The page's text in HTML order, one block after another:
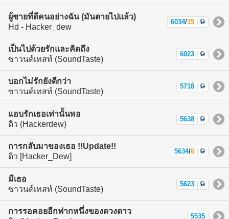
ผู้ชายที่ดีคนอย่างฉัน (มันตายไปแล้ว)
Hd - Hacker_dew
6034/15
เป็นไปด้วยรักและคิดถึง
ซาวนด์เทสท์ (SoundTaste)
6023
บอกไม่รักยังดีกว่า
ซาวนด์เทสท์ (SoundTaste)
5718
แอบรักเธอเท่านั้นพอ
ดิว (Hackerdew)
5638
การกลับมาของเธอ !!Update!!
ดิว [Hacker_Dew]
5634/6
มีเธอ
ซาวนด์เทสท์ (SoundTaste)
5623
การรอคอยอีกฟากหนึ่งของดวงดาว
5535